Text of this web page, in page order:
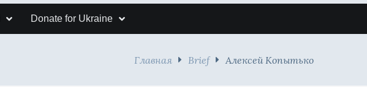
Donate for Ukraine
Главная Brief Алексей Копытько